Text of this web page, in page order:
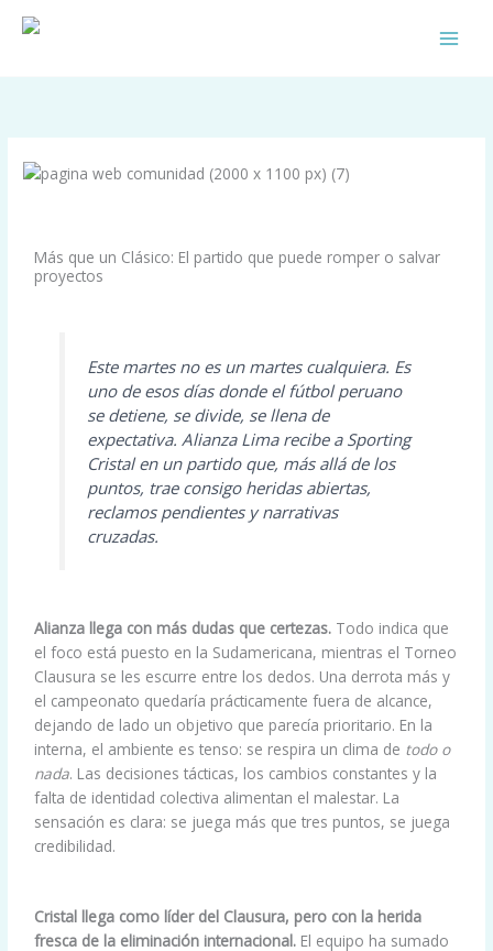
Más que un Clásico: El partido que puede romper o salvar
proyectos
Este martes no es un martes cualquiera. Es
uno de esos días donde el fútbol peruano
se detiene, se divide, se llena de
expectativa. Alianza Lima recibe a Sporting
Cristal en un partido que, más allá de los
puntos, trae consigo heridas abiertas,
reclamos pendientes y narrativas
cruzadas.
Alianza llega con más dudas que certezas. Todo indica que
el foco está puesto en la Sudamericana, mientras el Torneo
Clausura se les escurre entre los dedos. Una derrota más y
el campeonato quedaría prácticamente fuera de alcance,
dejando de lado un objetivo que parecía prioritario. En la
interna, el ambiente es tenso: se respira un clima de todo o
nada. Las decisiones tácticas, los cambios constantes y la
falta de identidad colectiva alimentan el malestar. La
sensación es clara: se juega más que tres puntos, se juega
credibilidad.
Cristal llega como líder del Clausura, pero con la herida
fresca de la eliminación internacional. El equipo ha sumado